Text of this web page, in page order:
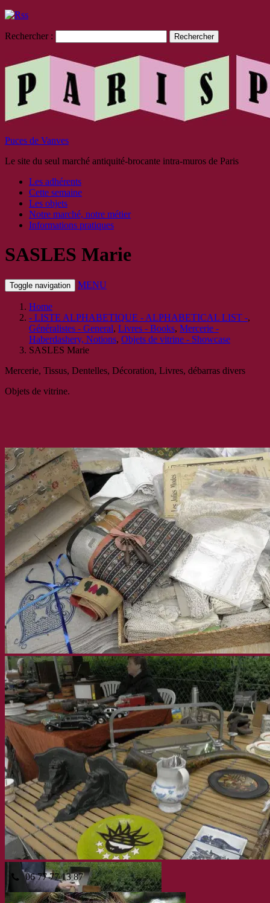
Rechercher :
Puces de Vanves
Le site du seul marché antiquité-brocante intra-muros de Paris
Les adhérents
Cette semaine
Les objets
Notre marché, notre métier
Informations pratiques
SASLES Marie
Toggle navigation MENU
Home
- LISTE ALPHABETIQUE - ALPHABETICAL LIST -,
Généralistes - General, Livres - Books, Mercerie -
Haberdashery, Notions, Objets de vitrine - Showcase
SASLES Marie
Mercerie, Tissus, Dentelles, Décoration, Livres, débarras divers
Objets de vitrine.
06 77 77 13 87